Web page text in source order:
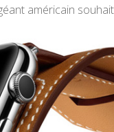
américain